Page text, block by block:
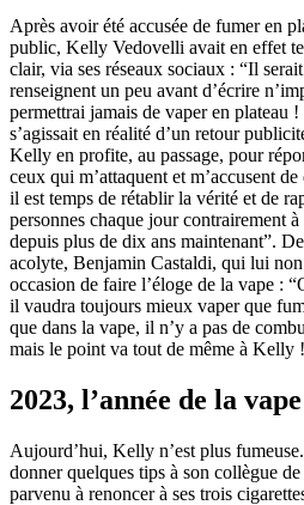
Après avoir été accusée de fumer en
public, Kelly Vedovelli avait en effet
clair, via ses réseaux sociaux : “Il
renseignent un peu avant d’écrire
permettrai jamais de vaper en plateau
s’agissait en réalité d’un retour
Kelly en profite, au passage, pour
ceux qui m’attaquent et m’accusent
il est temps de rétablir la vérité et de
personnes chaque jour contrairement
depuis plus de dix ans maintenant”.
acolyte, Benjamin Castaldi, qui lui
occasion de faire l’éloge de la vape :
il vaudra toujours mieux vaper que
que dans la vape, il n’y a pas de
mais le point va tout de même à Kelly !
2023, l’année de la
Aujourd’hui, Kelly n’est plus
donner quelques tips à son collègue
parvenu à renoncer à ses trois